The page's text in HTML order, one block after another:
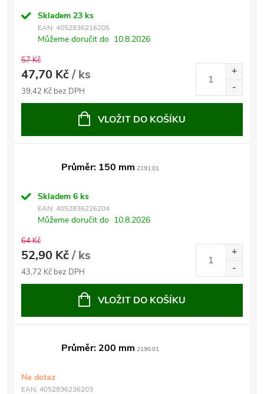
Skladem 23 ks
EAN: 4052836216205
Můžeme doručit do 10.8.2026
57 Kč
47,70 Kč/ ks
39,42 Kč bez DPH
VLOŽIT DO KOŠÍKU
Průměr: 150 mm 2191.01
Skladem 6 ks
EAN: 4052836226204
Můžeme doručit do 10.8.2026
64 Kč
52,90 Kč/ ks
43,72 Kč bez DPH
VLOŽIT DO KOŠÍKU
Průměr: 200 mm 2190.01
Na dotaz
EAN: 4052836236203